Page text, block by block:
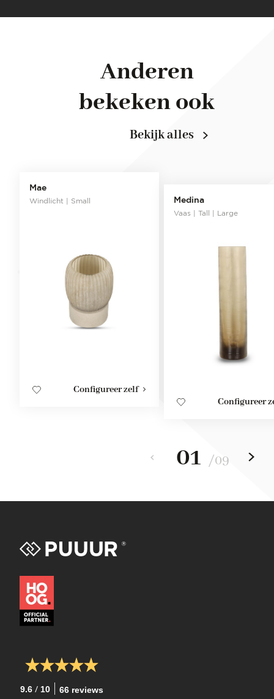
Mae
Windlicht | Small
Configureer zelf
Medina
Vaas | Tall | Large
Configureer
Anderen
bekeken ook
Bekijk alles
01 /09
9.6 / 10 66 reviews